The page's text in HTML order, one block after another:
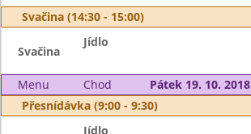
Svačina (14:30 - 15:00)
Svačina
Jídlo
Menu Chod
Pátek 19. 10. 2018
Přesnídávka (9:00 - 9:30)
Jídlo